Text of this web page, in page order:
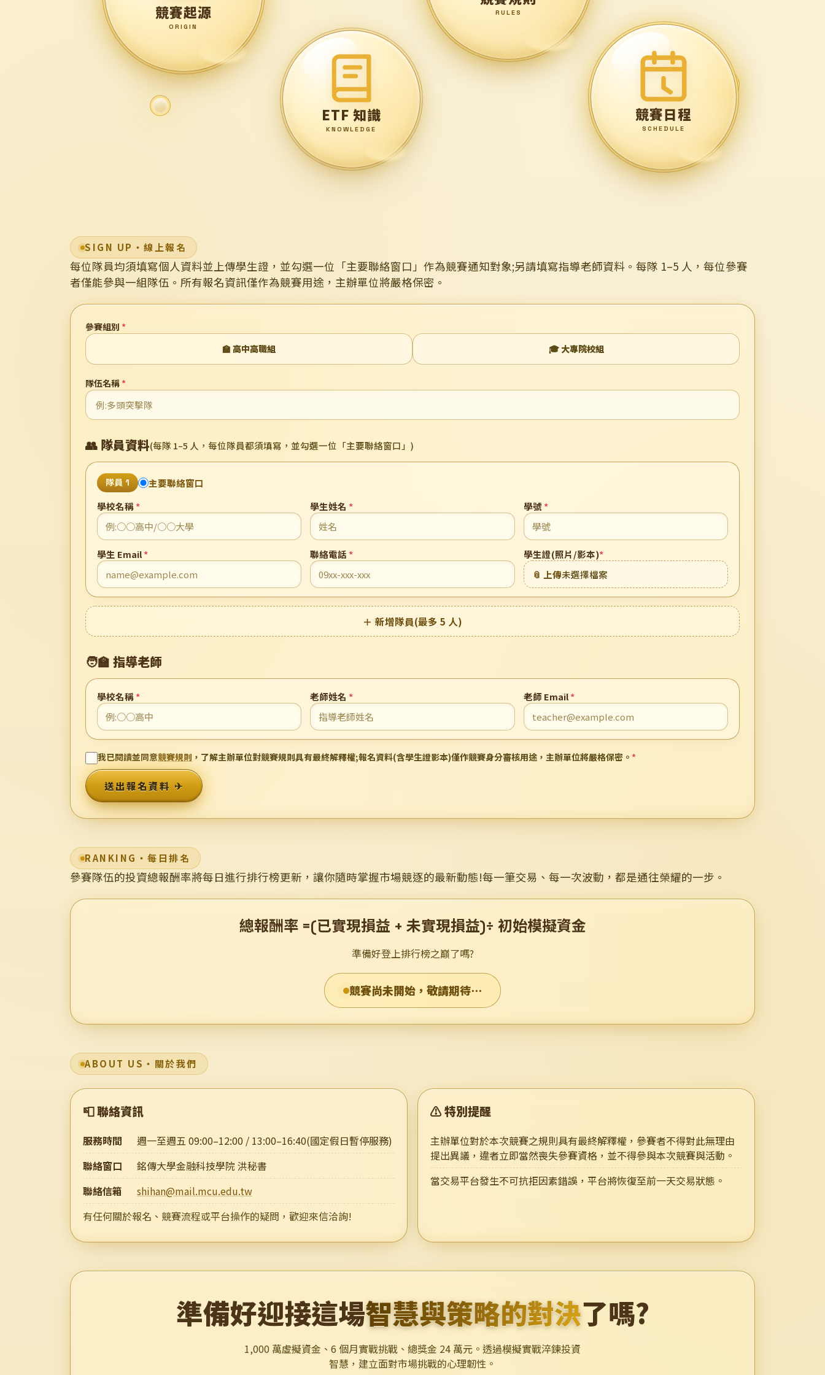
競賽起源
ORIGIN
ETF 知識
KNOWLEDGE
RULES
競賽日程
SCHEDULE
SIGN UP・線上報名
每位隊員均須填寫個人資料並上傳學生證，並勾選一位「主要聯絡窗口」作為競賽通知對象;另請填寫指導老師資料。每隊 1–5 人，每位參賽
者僅能參與一組隊伍。所有報名資訊僅作為競賽用途，主辦單位將嚴格保密。
參賽組別 *
🏫 高中高職組
🎓 大專院校組
隊伍名稱 *
👥 隊員資料(每隊 1–5 人，每位隊員都須填寫，並勾選一位「主要聯絡窗口」)
隊員 1
主要聯絡窗口
學校名稱* 學生姓名 * 學號*
學生 Email* 聯絡電話 * 學生證(照片/影本)*
📎 上傳未選擇檔案
＋ 新增隊員(最多 5 人)
🧑‍🏫 指導老師
學校名稱* 老師姓名 * 老師 Email*
我已閱讀並同意競賽規則 ，了解主辦單位對競賽規則具有最終解釋權;報名資料(含學生證影本)僅作競賽身分審核用途，主辦單位將嚴格保密。 *
送出報名資料 ✈
RANKING・每日排名
參賽隊伍的投資總報酬率將每日進行排行榜更新，讓你隨時掌握市場競逐的最新動態!每一筆交易、每一次波動，都是通往榮耀的一步。
總報酬率 =(已實現損益 + 未實現損益)÷ 初始模擬資金
準備好登上排行榜之巔了嗎?
競賽尚未開始，敬請期待⋯
ABOUT US・關於我們
📮 聯絡資訊
服務時間
週一至週五 09:00–12:00 / 13:00–16:40(國定假日暫停服務)
聯絡窗口
銘傳大學金融科技學院 洪秘書
聯絡信箱
shihan@mail.mcu.edu.tw
有任何關於報名、競賽流程或平台操作的疑問，歡迎來信洽詢!
⚠️ 特別提醒
主辦單位對於本次競賽之規則具有最終解釋權，參賽者不得對此無理由
提出異議，違者立即當然喪失參賽資格，並不得參與本次競賽與活動。
當交易平台發生不可抗拒因素錯誤，平台將恢復至前一天交易狀態。
準備好迎接這場智慧與策略的對決了嗎?
1,000 萬虛擬資金、6 個月實戰挑戰、總獎金 24 萬元。透過模擬實戰淬鍊投資
智慧，建立面對市場挑戰的心理韌性。